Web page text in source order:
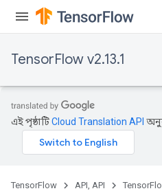
TensorFlow v2.13.1
এই পৃষ্ঠাটিCloud Translation API
TensorFlow API, API